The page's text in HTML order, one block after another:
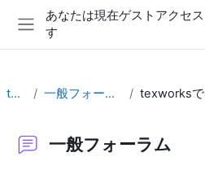
メインコンテンツへスキップする
サイドパネル
あなたは現在ゲストアクセ
す
test 一般フォーラム
一般フォーラム